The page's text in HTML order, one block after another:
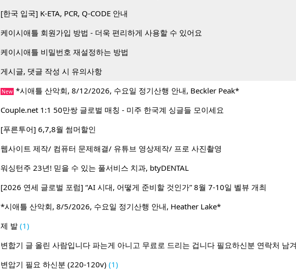
[한국 입국] K-ETA, PCR, Q-CODE 안내
케이시애틀 회원가입 방법 - 더욱 편리하게 사용할 수 있어요
케이시애틀 비밀번호 재설정하는 방법
게시글, 댓글 작성 시 유의사항
New *시애틀 산악회, 8/12/2026, 수요일 정기산행 안내, Beckler Peak*
Couple.net 1:1 50만쌍 글로벌 매칭 - 미주 한국계 싱글들 모이세요
[푸른투어] 6,7,8월 썸머할인
웹사이트 제작/ 컴퓨터 문제해결/ 유튜브 영상제작/ 프로 사진촬영
워싱턴주 23년! 믿을 수 있는 풀서비스 치과, btyDENTAL
[2026 연세 글로벌 포럼] “AI 시대, 어떻게 준비할 것인가” 8월 7-10일 벨뷰 개최
*시애틀 산악회, 8/5/2026, 수요일 정기산행 안내, Heather Lake*
제 발 (1)
변합기 글 올린 사람입니다 파는게 아니고 무료로 드리는 겁니다 필요하신분 연락처 남
변압기 필요 하신분 (220-120v) (1)